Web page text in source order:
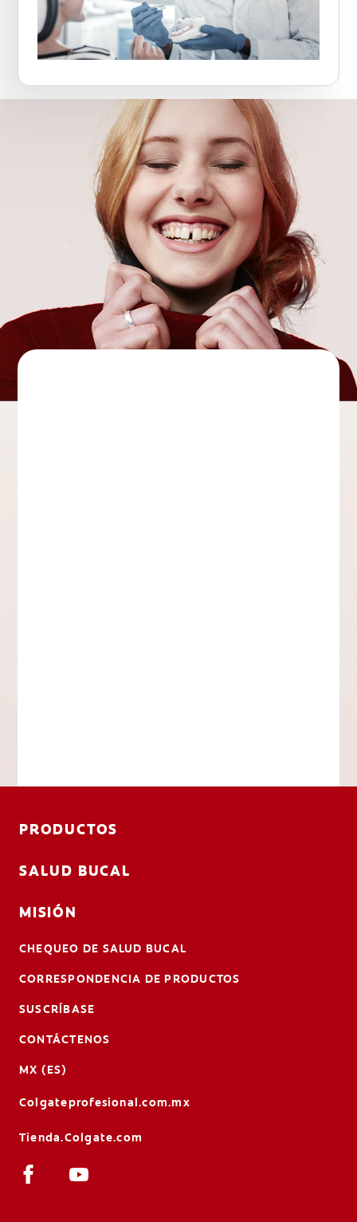
PRODUCTOS
SALUD BUCAL
MISIÓN
CHEQUEO DE SALUD BUCAL
CORRESPONDENCIA DE PRODUCTOS
SUSCRÍBASE
CONTÁCTENOS
MX (ES)
Colgateprofesional.com.mx
Tienda.Colgate.com